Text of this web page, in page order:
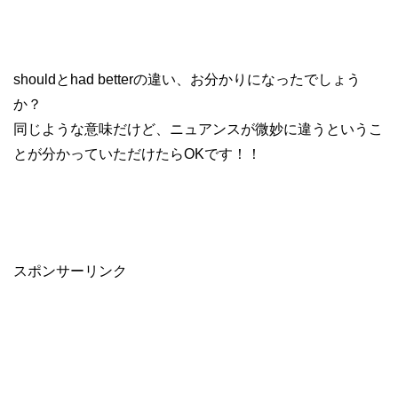
shouldとhad betterの違い、お分かりになったでしょう
か？
同じような意味だけど、ニュアンスが微妙に違うというこ
とが分かっていただけたらOKです！！
スポンサーリンク